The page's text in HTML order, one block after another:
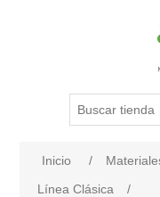
Inicio /
Línea Clásica
/